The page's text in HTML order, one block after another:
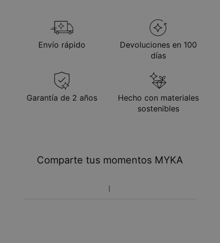
Envío rápido
Devoluciones en 100
días
Garantía de 2 años
Hecho con materiales
sostenibles
Comparte tus momentos MYKA